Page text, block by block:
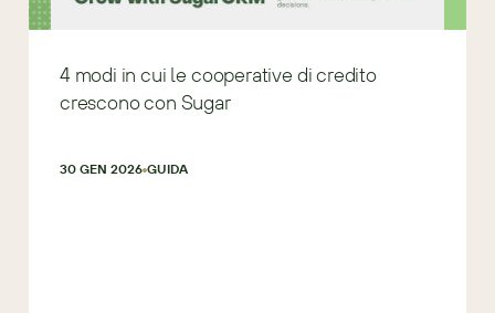
4 modi in cui le cooperative di credito
crescono con Sugar
30 GEN 2026 GUIDA